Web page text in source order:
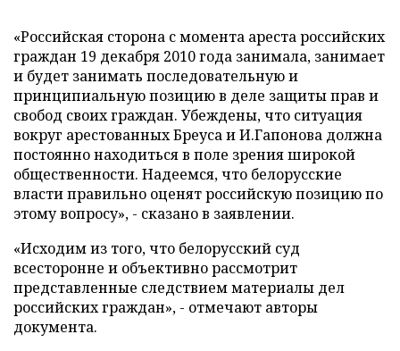
«Российская сторона с момента ареста российских
граждан 19 декабря 2010 года занимала, занимает
и будет занимать последовательную и
принципиальную позицию в деле защиты прав и
свобод своих граждан. Убеждены, что ситуация
вокруг арестованных Бреуса и И.Гапонова должна
постоянно находиться в поле зрения широкой
общественности. Надеемся, что белорусские
власти правильно оценят российскую позицию по
этому вопросу», - сказано в заявлении.
«Исходим из того, что белорусский суд
всесторонне и объективно рассмотрит
представленные следствием материалы дел
российских граждан», - отмечают авторы
документа.